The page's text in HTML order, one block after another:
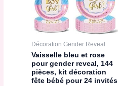
Décoration Gender Reveal
Vaisselle bleu et rose
pour gender reveal, 144
pièces, kit décoration
fête bébé pour 24 invités